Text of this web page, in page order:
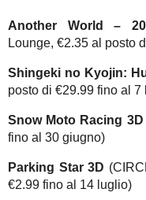
Another World –
Lounge, €2.35 al posto
Shingeki no Kyojin:
posto di €29.99 fino al 7
Snow Moto Racing 3D
fino al 30 giugno)
Parking Star 3D
€2.99 fino al 14 luglio)